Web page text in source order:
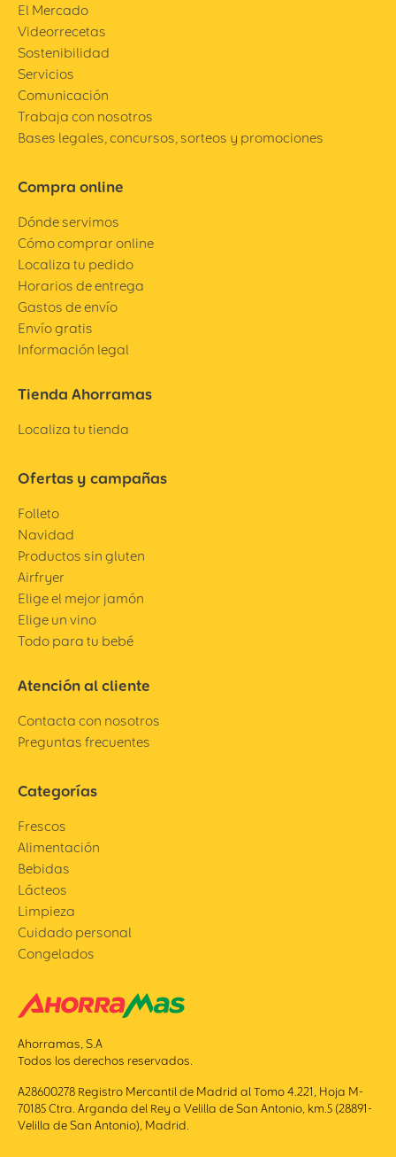
El Mercado
Videorrecetas
Sostenibilidad
Servicios
Comunicación
Trabaja con nosotros
Bases legales, concursos, sorteos y promociones
Compra online
Dónde servimos
Cómo comprar online
Localiza tu pedido
Horarios de entrega
Gastos de envío
Envío gratis
Información legal
Tienda Ahorramas
Localiza tu tienda
Ofertas y campañas
Folleto
Navidad
Productos sin gluten
Airfryer
Elige el mejor jamón
Elige un vino
Todo para tu bebé
Atención al cliente
Contacta con nosotros
Preguntas frecuentes
Categorías
Frescos
Alimentación
Bebidas
Lácteos
Limpieza
Cuidado personal
Congelados
Ahorramas, S.A
Todos los derechos reservados.
A28600278 Registro Mercantil de Madrid al Tomo 4.221, Hoja M-
70185 Ctra. Arganda del Rey a Velilla de San Antonio, km.5 (28891-
Velilla de San Antonio), Madrid.